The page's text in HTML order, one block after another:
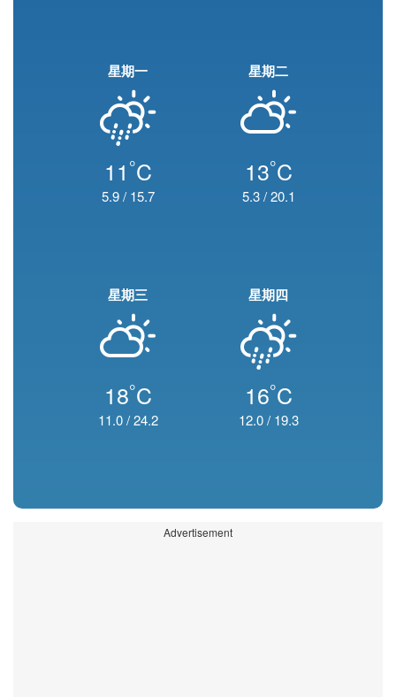
星期一
11 °C
5.9/ 15.7
星期二
13°C
5.3/20.1
星期三
18°C
11.0/24.2
星期四
16°C
12.0/ 19.3
Advertisement